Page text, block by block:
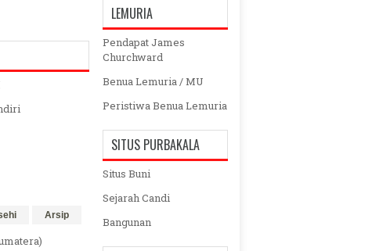
Arsip
LEMURIA
Pendapat James
Churchward
Benua Lemuria / MU
Peristiwa Benua Lemuria
SITUS PURBAKALA
Situs Buni
Sejarah Candi
Bangunan